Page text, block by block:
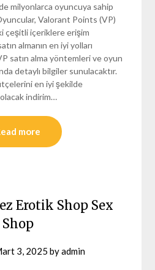
milyonlarca oyuncuya sahip
Valorant Points (VP)
çeşitli içeriklere erişim
almanın en iyi yolları
satın alma yöntemleri ve oyun
detaylı bilgiler sunulacaktır.
en iyi şekilde
indirim…
more
Erotik Shop Sex
Shop
3, 2025 byadmin